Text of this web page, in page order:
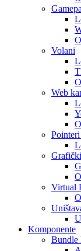
Volani
Web
Virtual
Komponente
Bundle